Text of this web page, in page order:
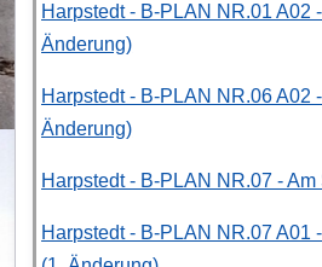
Harpstedt - B-PLAN NR.01 A02
Änderung)
Harpstedt - B-PLAN NR.06 A02
Änderung)
Harpstedt - B-PLAN NR.07 -
Harpstedt - B-PLAN NR.07 A01